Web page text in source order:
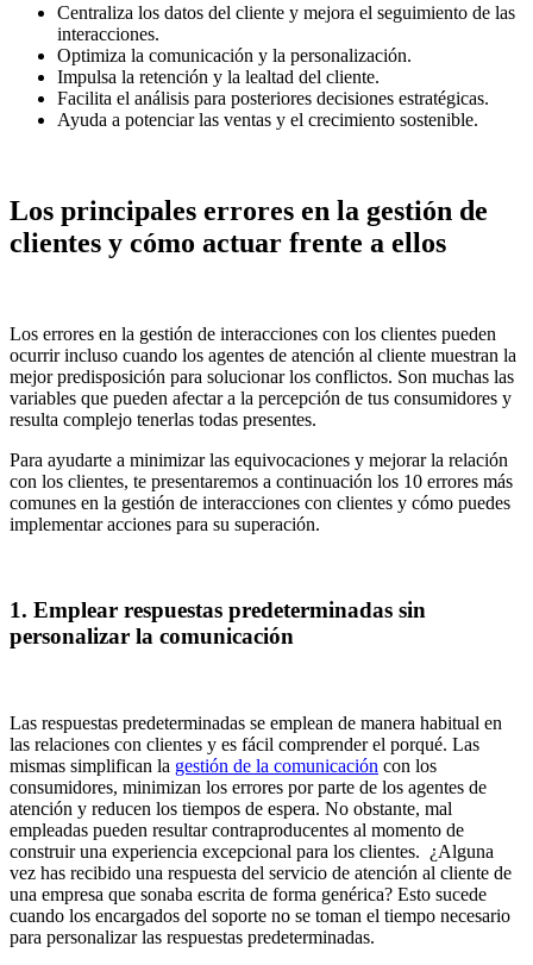
Centraliza los datos del cliente y mejora el seguimiento de las
interacciones.
Optimiza la comunicación y la personalización.
Impulsa la retención y la lealtad del cliente.
Facilita el análisis para posteriores decisiones estratégicas.
Ayuda a potenciar las ventas y el crecimiento sostenible.
Los principales errores en la gestión de
clientes y cómo actuar frente a ellos
Los errores en la gestión de interacciones con los clientes pueden
ocurrir incluso cuando los agentes de atención al cliente muestran la
mejor predisposición para solucionar los conflictos. Son muchas las
variables que pueden afectar a la percepción de tus consumidores y
resulta complejo tenerlas todas presentes.
Para ayudarte a minimizar las equivocaciones y mejorar la relación
con los clientes, te presentaremos a continuación los 10 errores más
comunes en la gestión de interacciones con clientes y cómo puedes
implementar acciones para su superación.
1. Emplear respuestas predeterminadas sin
personalizar la comunicación
Las respuestas predeterminadas se emplean de manera habitual en
las relaciones con clientes y es fácil comprender el porqué. Las
mismas simplifican la gestión de la comunicación con los
consumidores, minimizan los errores por parte de los agentes de
atención y reducen los tiempos de espera. No obstante, mal
empleadas pueden resultar contraproducentes al momento de
construir una experiencia excepcional para los clientes. ¿Alguna
vez has recibido una respuesta del servicio de atención al cliente de
una empresa que sonaba escrita de forma genérica? Esto sucede
cuando los encargados del soporte no se toman el tiempo necesario
para personalizar las respuestas predeterminadas.